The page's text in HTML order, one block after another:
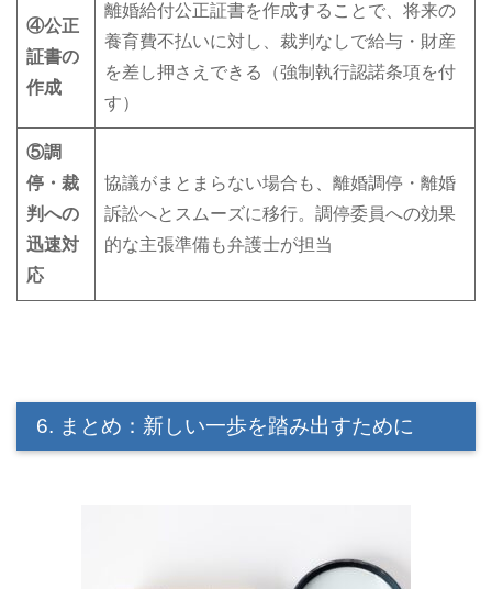
④公正
証書の
作成
離婚給付公正証書を作成することで、将来の
養育費不払いに対し、裁判なしで給与・財産
を差し押さえできる（強制執行認諾条項を付
す）
⑤調
停・裁
判への
迅速対
応
協議がまとまらない場合も、離婚調停・離婚
訴訟へとスムーズに移行。調停委員への効果
的な主張準備も弁護士が担当
6. まとめ：新しい一歩を踏み出すために